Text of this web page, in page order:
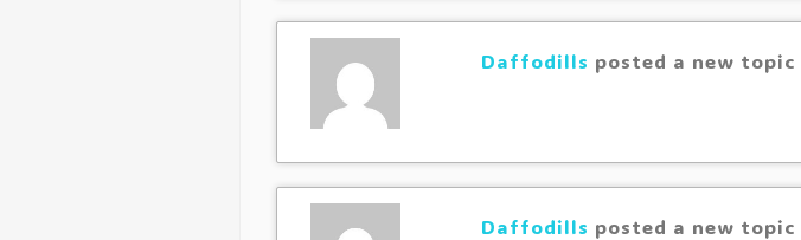
Daffodills posted a new topic
Daffodills posted a new topic